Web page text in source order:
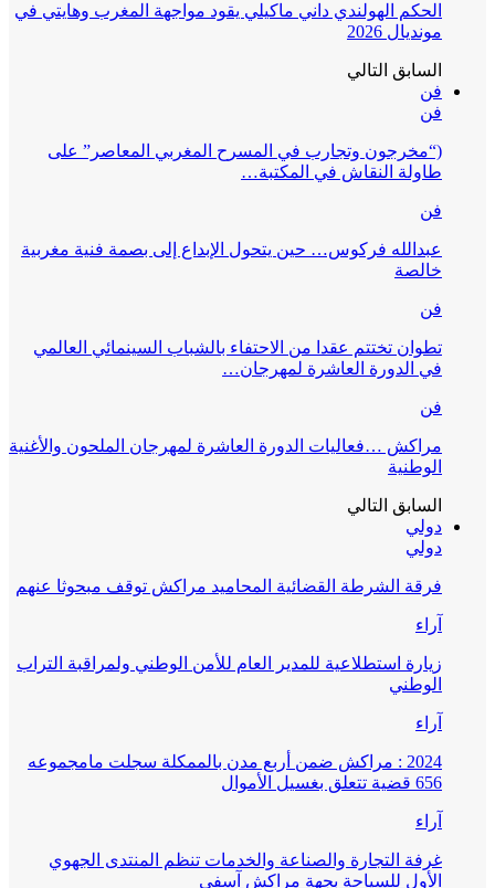
الحكم الهولندي داني ماكيلي يقود مواجهة المغرب وهايتي في
مونديال 2026
السابق التالي
فن
فن
(“مخرجون وتجارب في المسرح المغربي المعاصر” على
طاولة النقاش في المكتبة…
فن
عبدالله فركوس… حين يتحول الإبداع إلى بصمة فنية مغربية
خالصة
فن
تطوان تختتم عقدا من الاحتفاء بالشباب السينمائي العالمي
في الدورة العاشرة لمهرجان…
فن
مراكش …فعاليات الدورة العاشرة لمهرجان الملحون والأغنية
الوطنية
السابق التالي
دولي
دولي
فرقة الشرطة القضائية المحاميد مراكش توقف مبحوثا عنهم
آراء
زيارة استطلاعية للمدير العام للأمن الوطني ولمراقبة التراب
الوطني
آراء
2024 : مراكش ضمن أربع مدن بالممكلة سجلت مامجموعه
656 قضية تتعلق بغسيل الأموال
آراء
غرفة التجارة والصناعة والخدمات تنظم المنتدى الجهوي
الأول للسياحة بجهة مراكش آسفي